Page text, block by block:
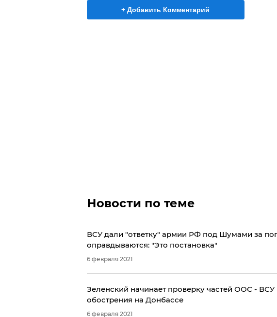
+ Добавить Комментарий
Новости по теме
​ВСУ дали "ответку" армии РФ под Шумами за
оправдываются: "Это постановка"
6 февраля 2021
Зеленский начинает проверку частей ООС -
обострения на Донбассе
6 февраля 2021